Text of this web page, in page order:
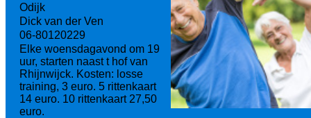
Odijk
Dick van der Ven
06-80120229
Elke woensdagavond om 19
uur, starten naast t hof van
Rhijnwijck. Kosten: losse
training, 3 euro. 5 rittenkaart
14 euro. 10 rittenkaart 27,50
euro.